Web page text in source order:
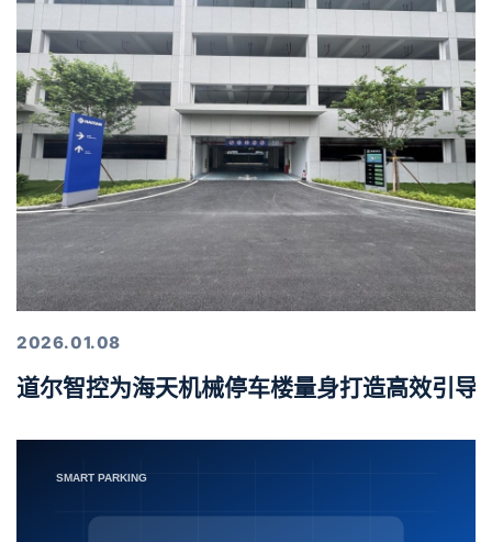
2026.01.08
道尔智控为海天机械停车楼量身打造高效引导